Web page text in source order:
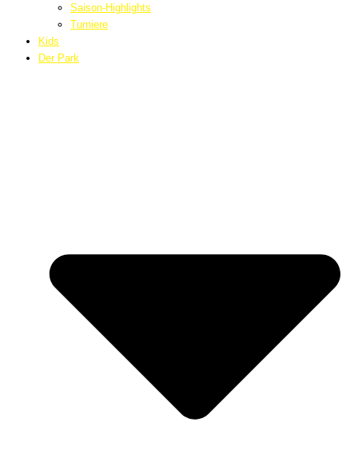
Saison-Highlights
Turniere
Kids
Der Park